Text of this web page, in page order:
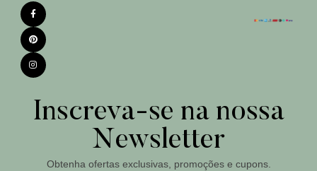
Inscreva-se na nossa
Newsletter
Obtenha ofertas exclusivas, promoções e cupons.